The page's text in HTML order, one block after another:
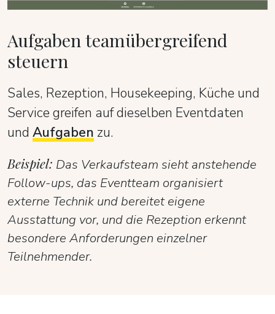
Aufgaben teamübergreifend
steuern
Sales, Rezeption, Housekeeping, Küche und
Service greifen auf dieselben Eventdaten
und Aufgaben zu.
Beispiel: Das Verkaufsteam sieht anstehende
Follow-ups, das Eventteam organisiert
externe Technik und bereitet eigene
Ausstattung vor, und die Rezeption erkennt
besondere Anforderungen einzelner
Teilnehmender.